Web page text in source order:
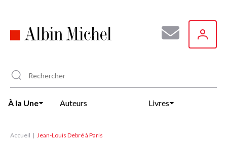
principal
À la Une Auteurs Livres
Accueil Jean-Louis Debré à Paris